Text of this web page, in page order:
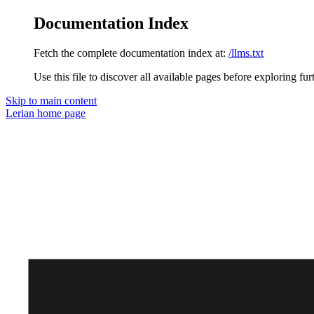
Documentation Index
Fetch the complete documentation index at: /llms.txt
Use this file to discover all available pages before exploring
Skip to main content
Lerian home page